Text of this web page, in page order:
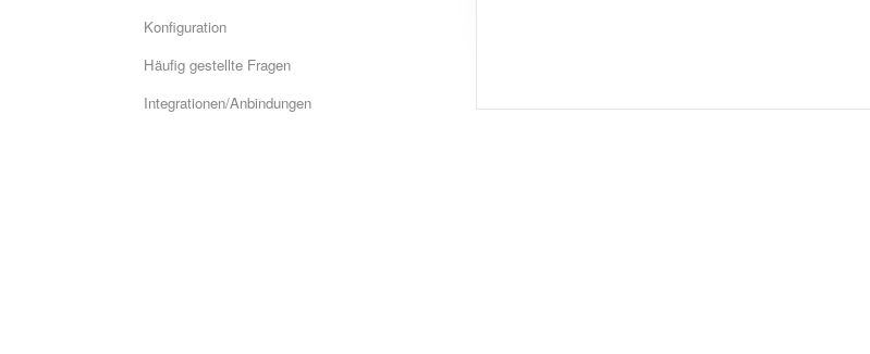
Konfiguration
Häufig gestellte Fragen
Integrationen/Anbindungen